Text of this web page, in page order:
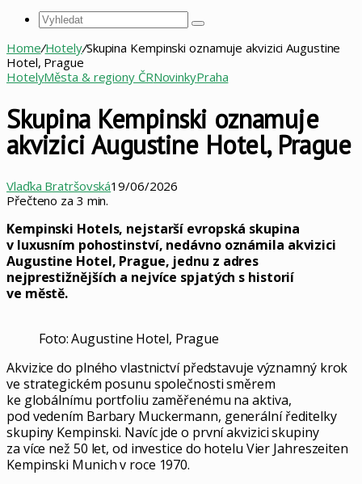
Vyhledat
Home/Hotely/Skupina Kempinski oznamuje akvizici Augustine
Hotel, Prague
HotelyMěsta & regiony ČRNovinkyPraha
Skupina Kempinski oznamuje
akvizici Augustine Hotel, Prague
Vlaďka Bratršovská19/06/2026
Přečteno za 3 min.
Kempinski Hotels, nejstarší evropská skupina
v luxusním pohostinství, nedávno oznámila akvizici
Augustine Hotel, Prague, jednu z adres
nejprestižnějších a nejvíce spjatých s historií
ve městě.
Foto: Augustine Hotel, Prague
Akvizice do plného vlastnictví představuje významný krok
ve strategickém posunu společnosti směrem
ke globálnímu portfoliu zaměřenému na aktiva,
pod vedením Barbary Muckermann, generální ředitelky
skupiny Kempinski. Navíc jde o první akvizici skupiny
za více než 50 let, od investice do hotelu Vier Jahreszeiten
Kempinski Munich v roce 1970.